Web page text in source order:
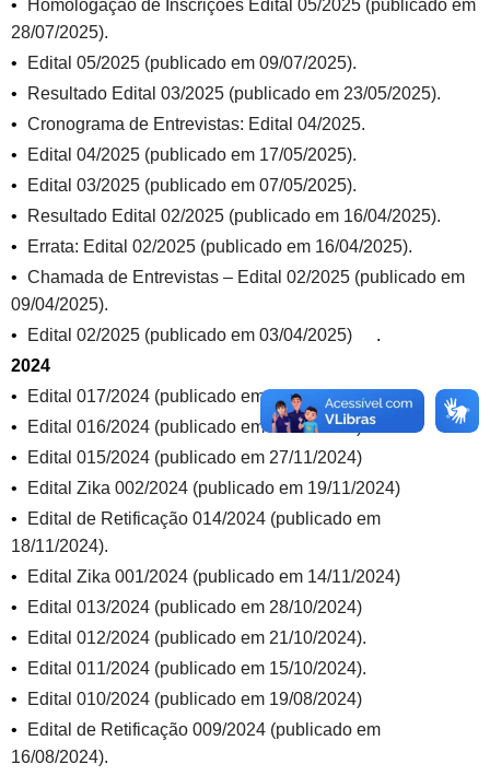
Homologação de Inscrições Edital 05/2025 (publicado em
28/07/2025).
Edital 05/2025 (publicado em 09/07/2025).
Resultado Edital 03/2025 (publicado em 23/05/2025).
Cronograma de Entrevistas: Edital 04/2025.
Edital 04/2025 (publicado em 17/05/2025).
Edital 03/2025 (publicado em 07/05/2025).
Resultado Edital 02/2025 (publicado em 16/04/2025).
Errata: Edital 02/2025 (publicado em 16/04/2025).
Chamada de Entrevistas – Edital 02/2025 (publicado em
09/04/2025).
Edital 02/2025 (publicado em 03/04/2025)
.
2024
Edital 017/2024 (publicado em 30/11/2024).
Edital 016/2024 (publicado em 29/11/2024)
Edital 015/2024 (publicado em 27/11/2024)
Edital Zika 002/2024 (publicado em 19/11/2024)
Edital de Retificação 014/2024 (publicado em
18/11/2024).
Edital Zika 001/2024 (publicado em 14/11/2024)
Edital 013/2024 (publicado em 28/10/2024)
Edital 012/2024 (publicado em 21/10/2024).
Edital 011/2024 (publicado em 15/10/2024).
Edital 010/2024 (publicado em 19/08/2024)
Edital de Retificação 009/2024 (publicado em
16/08/2024).